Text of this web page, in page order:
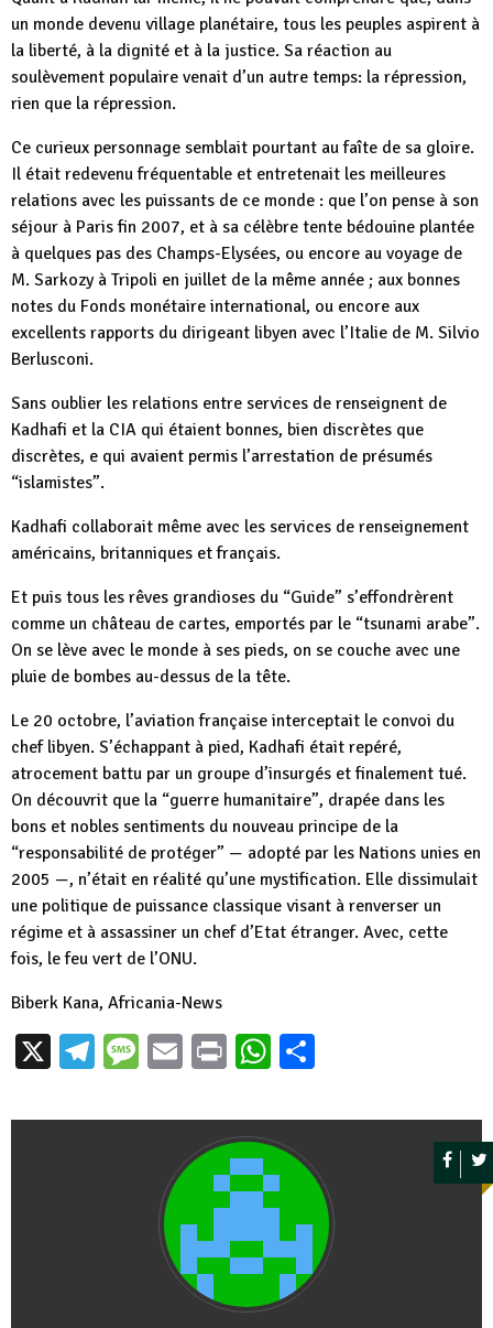
un monde devenu village planétaire, tous les peuples aspirent à
la liberté, à la dignité et à la justice. Sa réaction au
soulèvement populaire venait d’un autre temps: la répression,
rien que la répression.
Ce curieux personnage semblait pourtant au faîte de sa gloire.
Il était redevenu fréquentable et entretenait les meilleures
relations avec les puissants de ce monde : que l’on pense à son
séjour à Paris fin 2007, et à sa célèbre tente bédouine plantée
à quelques pas des Champs-Elysées, ou encore au voyage de
M. Sarkozy à Tripoli en juillet de la même année ; aux bonnes
notes du Fonds monétaire international, ou encore aux
excellents rapports du dirigeant libyen avec l’Italie de M. Silvio
Berlusconi.
Sans oublier les relations entre services de renseignent de
Kadhafi et la CIA qui étaient bonnes, bien discrètes que
discrètes, e qui avaient permis l’arrestation de présumés
“islamistes”.
Kadhafi collaborait même avec les services de renseignement
américains, britanniques et français.
Et puis tous les rêves grandioses du “Guide” s’effondrèrent
comme un château de cartes, emportés par le “tsunami arabe”.
On se lève avec le monde à ses pieds, on se couche avec une
pluie de bombes au-dessus de la tête.
Le 20 octobre, l’aviation française interceptait le convoi du
chef libyen. S’échappant à pied, Kadhafi était repéré,
atrocement battu par un groupe d’insurgés et finalement tué.
On découvrit que la “guerre humanitaire”, drapée dans les
bons et nobles sentiments du nouveau principe de la
“responsabilité de protéger” — adopté par les Nations unies en
2005 —, n’était en réalité qu’une mystification. Elle dissimulait
une politique de puissance classique visant à renverser un
régime et à assassiner un chef d’Etat étranger. Avec, cette
fois, le feu vert de l’ONU.
Biberk Kana, Africania-News
X Telegram
Message
EmailPrintWhatsApp